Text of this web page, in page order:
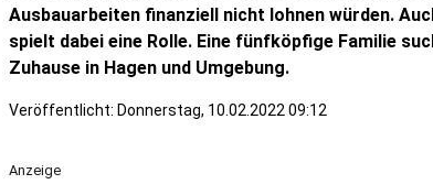
Ausbauarbeiten finanziell nicht lohnen würden.
spielt dabei eine Rolle. Eine fünfköpfige Familie
Zuhause in Hagen und Umgebung.
Veröffentlicht: Donnerstag, 10.02.2022 09:12
Anzeige